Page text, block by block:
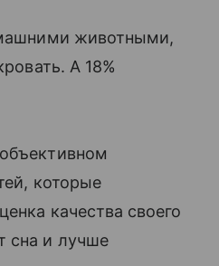
животными,
А 18%
которые
качества своего
сна и лучше